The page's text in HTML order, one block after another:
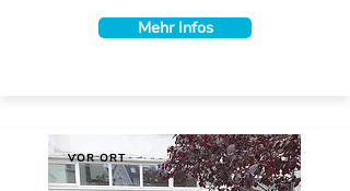
Mehr Infos
VOR ORT